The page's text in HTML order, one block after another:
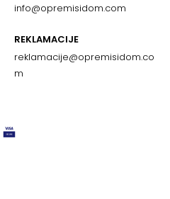
info@opremisidom.com
REKLAMACIJE
reklamacije@opremisidom.co
m